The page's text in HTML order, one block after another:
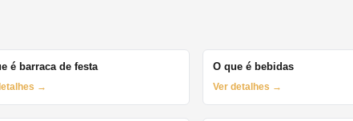
é barraca de festa
→
O que é bebidas
Ver detalhes →